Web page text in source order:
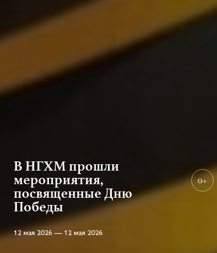
В НГХМ прошли
мероприятия,
посвященные Дню
Победы
12 мая 2026 — 12 мая 2026
0+